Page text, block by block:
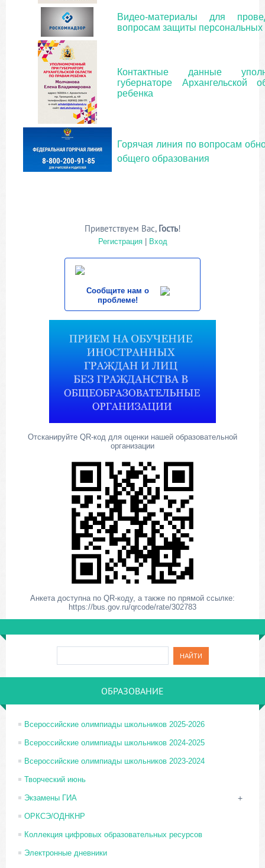
Видео-материалы для
вопросам защиты
Контактные данные
губернаторе Архангельской
ребенка
Горячая линия по вопросам
общего образования
Приветствуем Вас, Гость!
Регистрация| Вход
Сообщите нам о
проблеме!
Отсканируйте QR-код для оценки нашей образовательной
организации
Анкета доступна по QR-коду, а также по прямой ссылке:
https://bus.gov.ru/qrcode/rate/302783
ОБРАЗОВАНИЕ
Всероссийские олимпиады школьников 2025-2026
Всероссийские олимпиады школьников 2024-2025
Всероссийские олимпиады школьников 2023-2024
Творческий июнь
+
Экзамены ГИА
ОРКСЭ/ОДНКНР
Коллекция цифровых образовательных ресурсов
Электронные дневники